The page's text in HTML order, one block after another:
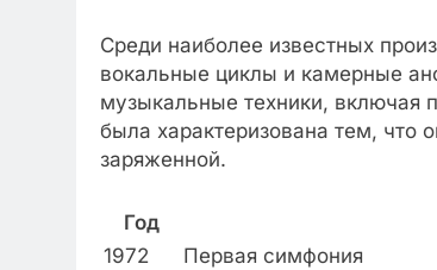
Среди наиболее известных
вокальные циклы и камерные
музыкальные техники, включая
была характеризована тем,
заряженной.
Год
1972
Первая симфония